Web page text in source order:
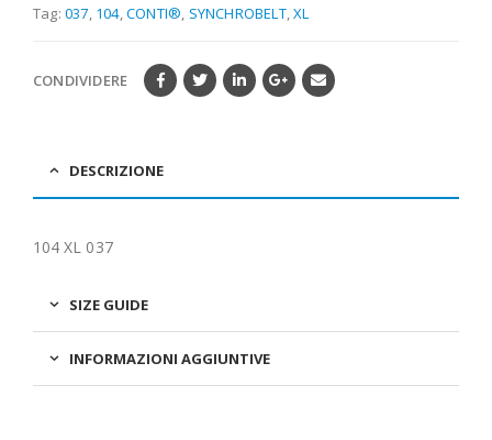
Tag: 037 104,CONTI® SYNCHROBELT,XL
CONDIVIDERE
DESCRIZIONE
104 XL 037
SIZE GUIDE
INFORMAZIONI AGGIUNTIVE